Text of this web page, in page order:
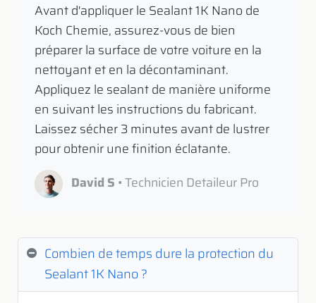
​ Avant d'appliquer le Sealant 1K Nano de
Koch Chemie, assurez-vous de bien
préparer la surface de votre voiture en la
nettoyant et en la décontaminant.
Appliquez le sealant de manière uniforme
en suivant les instructions du fabricant.
Laissez sécher 3 minutes avant de lustrer
pour obtenir une finition éclatante.
David S • Technicien Detaileur Pro
Combien de temps dure la protection du
Sealant 1K Nano ?